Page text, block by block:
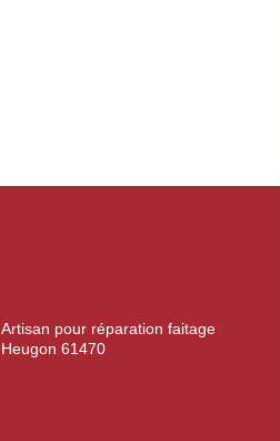
Artisan pour réparation faitage
Heugon 61470